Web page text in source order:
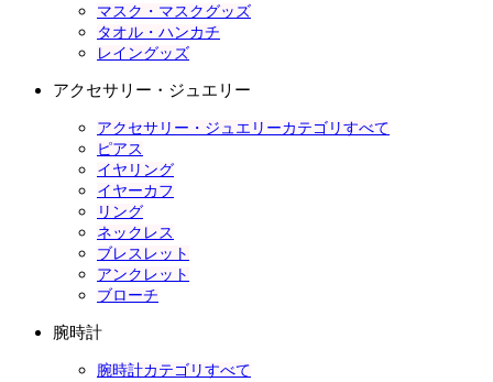
マスク・マスクグッズ
タオル・ハンカチ
レイングッズ
アクセサリー・ジュエリー
アクセサリー・ジュエリーカテゴリすべて
ピアス
イヤリング
イヤーカフ
リング
ネックレス
ブレスレット
アンクレット
ブローチ
腕時計
腕時計カテゴリすべて